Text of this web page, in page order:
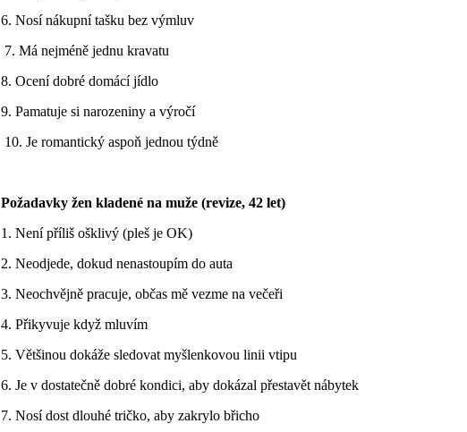
6. Nosí nákupní tašku bez výmluv
7. Má nejméně jednu kravatu
8. Ocení dobré domácí jídlo
9. Pamatuje si narozeniny a výročí
10. Je romantický aspoň jednou týdně
Požadavky žen kladené na muže (revize, 42 let)
1. Není příliš ošklivý (pleš je OK)
2. Neodjede, dokud nenastoupím do auta
3. Neochvějně pracuje, občas mě vezme na večeři
4. Přikyvuje když mluvím
5. Většinou dokáže sledovat myšlenkovou linii vtipu
6. Je v dostatečně dobré kondici, aby dokázal přestavět nábytek
7. Nosí dost dlouhé tričko, aby zakrylo břicho